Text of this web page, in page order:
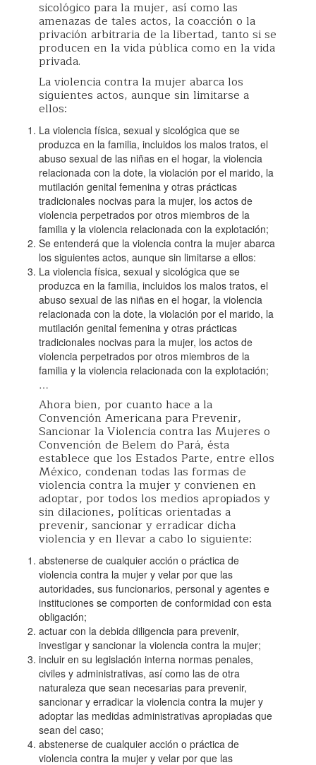
sicológico para la mujer, así como las
amenazas de tales actos, la coacción o la
privación arbitraria de la libertad, tanto si se
producen en la vida pública como en la vida
privada.
La violencia contra la mujer abarca los
siguientes actos, aunque sin limitarse a
ellos:
La violencia física, sexual y sicológica que se
produzca en la familia, incluidos los malos tratos, el
abuso sexual de las niñas en el hogar, la violencia
relacionada con la dote, la violación por el marido, la
mutilación genital femenina y otras prácticas
tradicionales nocivas para la mujer, los actos de
violencia perpetrados por otros miembros de la
familia y la violencia relacionada con la explotación;
Se entenderá que la violencia contra la mujer abarca
los siguientes actos, aunque sin limitarse a ellos:
La violencia física, sexual y sicológica que se
produzca en la familia, incluidos los malos tratos, el
abuso sexual de las niñas en el hogar, la violencia
relacionada con la dote, la violación por el marido, la
mutilación genital femenina y otras prácticas
tradicionales nocivas para la mujer, los actos de
violencia perpetrados por otros miembros de la
familia y la violencia relacionada con la explotación;
…
Ahora bien, por cuanto hace a la
Convención Americana para Prevenir,
Sancionar la Violencia contra las Mujeres o
Convención de Belem do Pará, ésta
establece que los Estados Parte, entre ellos
México, condenan todas las formas de
violencia contra la mujer y convienen en
adoptar, por todos los medios apropiados y
sin dilaciones, políticas orientadas a
prevenir, sancionar y erradicar dicha
violencia y en llevar a cabo lo siguiente:
abstenerse de cualquier acción o práctica de
violencia contra la mujer y velar por que las
autoridades, sus funcionarios, personal y agentes e
instituciones se comporten de conformidad con esta
obligación;
actuar con la debida diligencia para prevenir,
investigar y sancionar la violencia contra la mujer;
incluir en su legislación interna normas penales,
civiles y administrativas, así como las de otra
naturaleza que sean necesarias para prevenir,
sancionar y erradicar la violencia contra la mujer y
adoptar las medidas administrativas apropiadas que
sean del caso;
abstenerse de cualquier acción o práctica de
violencia contra la mujer y velar por que las